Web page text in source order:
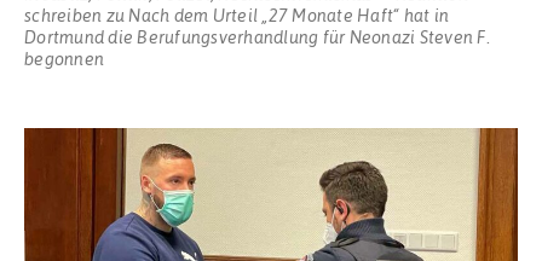
schreiben zu Nach dem Urteil „27 Monate Haft“ hat in
Dortmund die Berufungsverhandlung für Neonazi Steven F.
begonnen